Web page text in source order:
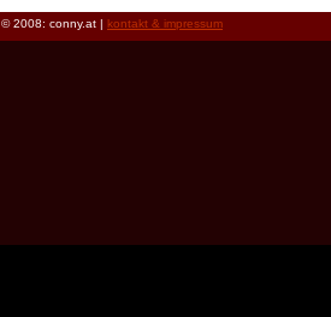
© 2008: conny.at | kontakt & impressum